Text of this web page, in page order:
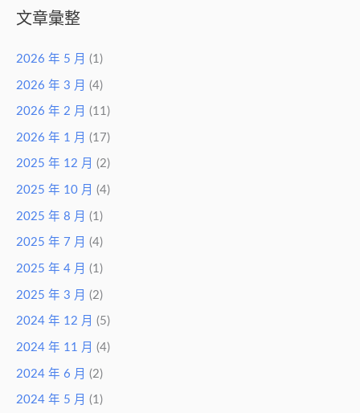
文章彙整
2026 年 5 月 (1)
2026 年 3 月 (4)
2026 年 2 月 (11)
2026 年 1 月 (17)
2025 年 12 月 (2)
2025 年 10 月 (4)
2025 年 8 月 (1)
2025 年 7 月 (4)
2025 年 4 月 (1)
2025 年 3 月 (2)
2024 年 12 月 (5)
2024 年 11 月 (4)
2024 年 6 月 (2)
2024 年 5 月 (1)